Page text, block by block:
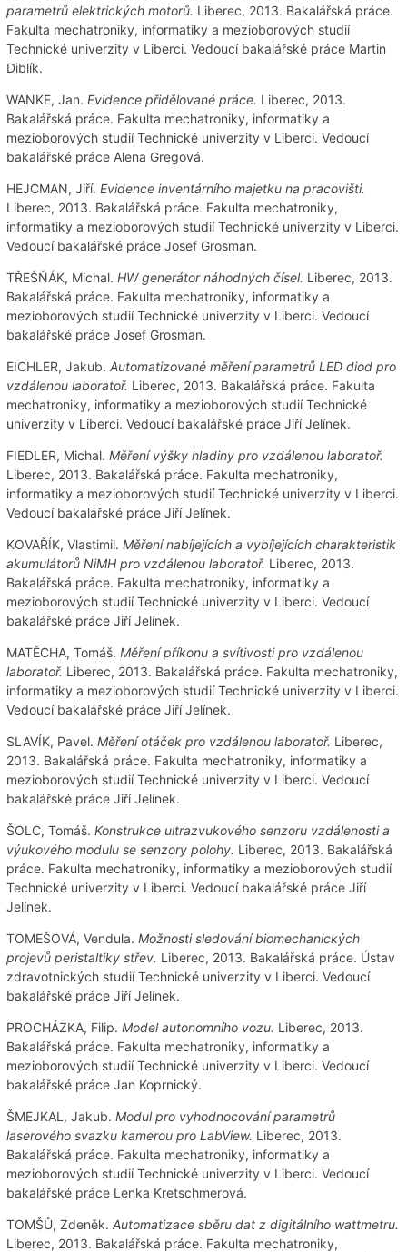
parametrů elektrických motorů. Liberec, 2013. Bakalářská práce.
Fakulta mechatroniky, informatiky a mezioborových studií
Technické univerzity v Liberci. Vedoucí bakalářské práce Martin
Diblík.
WANKE, Jan. Evidence přidělované práce. Liberec, 2013.
Bakalářská práce. Fakulta mechatroniky, informatiky a
mezioborových studií Technické univerzity v Liberci. Vedoucí
bakalářské práce Alena Gregová.
HEJCMAN, Jiří. Evidence inventárního majetku na pracovišti.
Liberec, 2013. Bakalářská práce. Fakulta mechatroniky,
informatiky a mezioborových studií Technické univerzity v Liberci.
Vedoucí bakalářské práce Josef Grosman.
TŘEŠŇÁK, Michal. HW generátor náhodných čísel. Liberec, 2013.
Bakalářská práce. Fakulta mechatroniky, informatiky a
mezioborových studií Technické univerzity v Liberci. Vedoucí
bakalářské práce Josef Grosman.
EICHLER, Jakub. Automatizované měření parametrů LED diod pro
vzdálenou laboratoř. Liberec, 2013. Bakalářská práce. Fakulta
mechatroniky, informatiky a mezioborových studií Technické
univerzity v Liberci. Vedoucí bakalářské práce Jiří Jelínek.
FIEDLER, Michal. Měření výšky hladiny pro vzdálenou laboratoř.
Liberec, 2013. Bakalářská práce. Fakulta mechatroniky,
informatiky a mezioborových studií Technické univerzity v Liberci.
Vedoucí bakalářské práce Jiří Jelínek.
KOVAŘÍK, Vlastimil. Měření nabíjejících a vybíjejících charakteristik
akumulátorů NiMH pro vzdálenou laboratoř. Liberec, 2013.
Bakalářská práce. Fakulta mechatroniky, informatiky a
mezioborových studií Technické univerzity v Liberci. Vedoucí
bakalářské práce Jiří Jelínek.
MATĚCHA, Tomáš. Měření příkonu a svítivosti pro vzdálenou
laboratoř. Liberec, 2013. Bakalářská práce. Fakulta mechatroniky,
informatiky a mezioborových studií Technické univerzity v Liberci.
Vedoucí bakalářské práce Jiří Jelínek.
SLAVÍK, Pavel. Měření otáček pro vzdálenou laboratoř. Liberec,
2013. Bakalářská práce. Fakulta mechatroniky, informatiky a
mezioborových studií Technické univerzity v Liberci. Vedoucí
bakalářské práce Jiří Jelínek.
ŠOLC, Tomáš. Konstrukce ultrazvukového senzoru vzdálenosti a
výukového modulu se senzory polohy. Liberec, 2013. Bakalářská
práce. Fakulta mechatroniky, informatiky a mezioborových studií
Technické univerzity v Liberci. Vedoucí bakalářské práce Jiří
Jelínek.
TOMEŠOVÁ, Vendula. Možnosti sledování biomechanických
projevů peristaltiky střev. Liberec, 2013. Bakalářská práce. Ústav
zdravotnických studií Technické univerzity v Liberci. Vedoucí
bakalářské práce Jiří Jelínek.
PROCHÁZKA, Filip. Model autonomního vozu. Liberec, 2013.
Bakalářská práce. Fakulta mechatroniky, informatiky a
mezioborových studií Technické univerzity v Liberci. Vedoucí
bakalářské práce Jan Koprnický.
ŠMEJKAL, Jakub. Modul pro vyhodnocování parametrů
laserového svazku kamerou pro LabView. Liberec, 2013.
Bakalářská práce. Fakulta mechatroniky, informatiky a
mezioborových studií Technické univerzity v Liberci. Vedoucí
bakalářské práce Lenka Kretschmerová.
TOMŠŮ, Zdeněk. Automatizace sběru dat z digitálního wattmetru.
Liberec, 2013. Bakalářská práce. Fakulta mechatroniky,